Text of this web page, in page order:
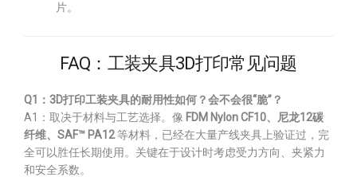
片。
FAQ：工装夹具3D打印常见问题
Q1：3D打印工装夹具的耐用性如何？会不会很“脆”？
A1：取决于材料与工艺选择。像 FDM Nylon CF10、尼龙12碳
纤维、SAF™ PA12等材料，已经在大量产线夹具上验证过，完
全可以胜任长期使用。关键在于设计时考虑受力方向、夹紧力
和安全系数。